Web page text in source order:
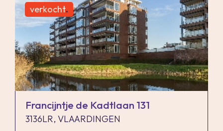
verkocht.
Francijntje de Kadtlaan 131
3136LR, VLAARDINGEN